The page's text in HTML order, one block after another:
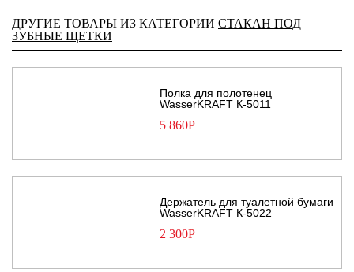
ДРУГИЕ ТОВАРЫ ИЗ КАТЕГОРИИ СТАКАН ПОД
ЗУБНЫЕ ЩЕТКИ
Полка для полотенец
WasserKRAFT К-5011
5 860Р
Держатель для туалетной бумаги
WasserKRAFT К-5022
2 300Р